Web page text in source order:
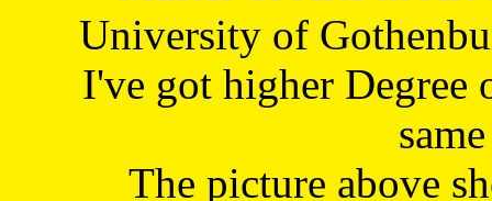
University of
I've got higher Degree
The picture above